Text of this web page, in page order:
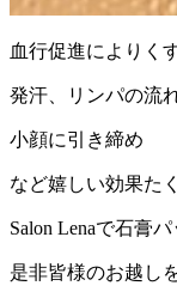
血行促進によりく
発汗、リンパの流
小顔に引き締め
など嬉しい効果た
Salon Lenaで石膏
是非皆様のお越し